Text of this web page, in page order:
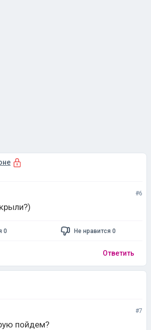
#6
0 Не нравится 0
Ответить
#7
пойдем?